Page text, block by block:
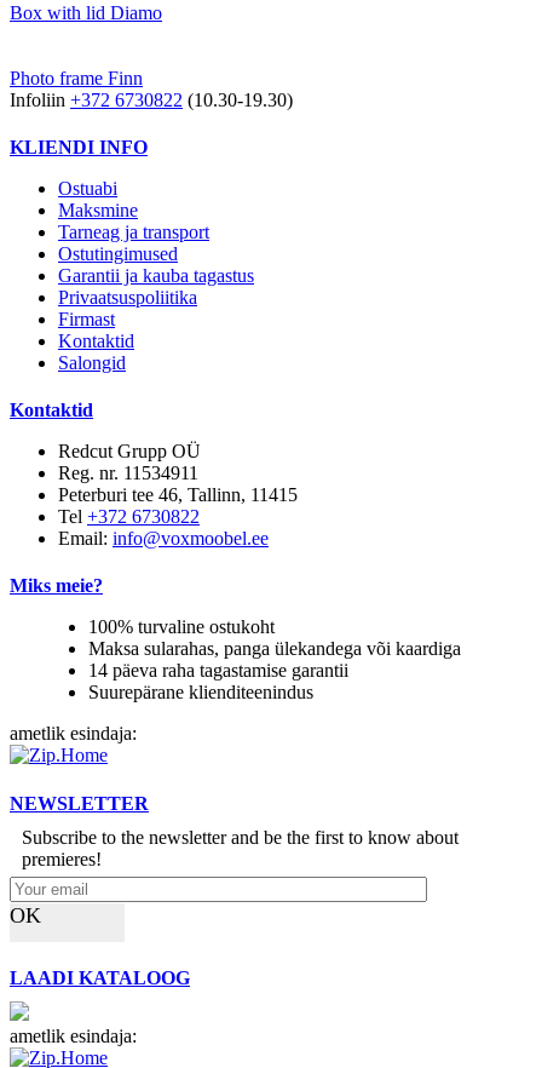
Box with lid Diamo
Photo frame Finn
Infoliin +372 6730822 (10.30-19.30)
KLIENDI INFO
Ostuabi
Maksmine
Tarneag ja transport
Ostutingimused
Garantii ja kauba tagastus
Privaatsuspoliitika
Firmast
Kontaktid
Salongid
Kontaktid
Redcut Grupp OÜ
Reg. nr. 11534911
Peterburi tee 46, Tallinn, 11415
Tel +372 6730822
Email: info@voxmoobel.ee
Miks meie?
100% turvaline ostukoht
Maksa sularahas, panga ülekandega või kaardiga
14 päeva raha tagastamise garantii
Suurepärane klienditeenindus
ametlik esindaja:
NEWSLETTER
Subscribe to the newsletter and be the first to know about
premieres!
OK
LAADI KATALOOG
ametlik esindaja: